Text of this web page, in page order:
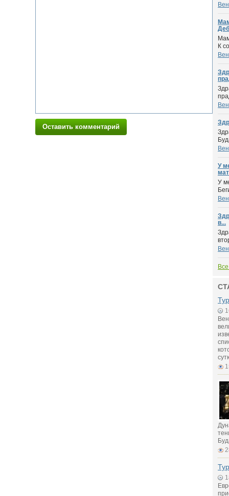
Оставить комментарий
К
У
У
в...